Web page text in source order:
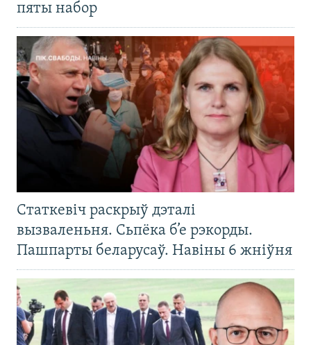
пяты набор
Статкевіч раскрыў дэталі
вызваленьня. Сьпёка б’е рэкорды.
Пашпарты беларусаў. Навіны 6 жніўня